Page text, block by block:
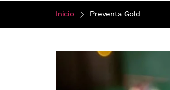
Inicio Preventa Gold